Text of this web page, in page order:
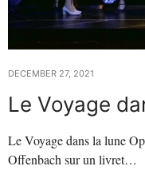
DECEMBER 27, 2021
Le Voyage
Le Voyage dans la lune
Offenbach sur un livret…